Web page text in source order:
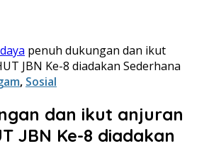
penuh dukungan dan ikut
JBN Ke-8 diadakan Sederhana
, Sosial
dan ikut anjuran
JBN Ke-8 diadakan